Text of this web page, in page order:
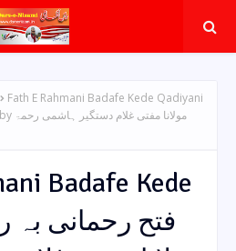
Fath E Rahmani Badafe Kede Qadiyani
Badafe Kede